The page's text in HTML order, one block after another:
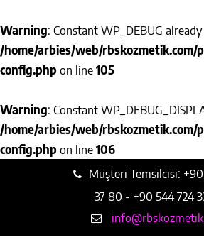
Warning: Constant WP_DEBUG
/home/arbies/web/
config.phpon line105
Warning: Constant
/home/arbies/web/
config.phpon line106
Müşteri Temsilcisi:
37 80 - +90 544 724